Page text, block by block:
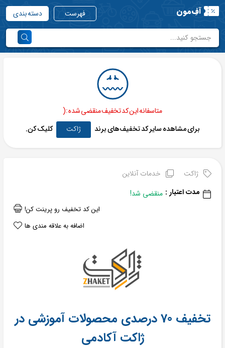
آفِ‌مون فهرست دسته بندی
متاسفانه این کد تخفیف منقضی شده :(
برای مشاهده سایر کد تخفیف‌های برند
ژاکت کلیک کن.
ژاکت
خدمات آنلاین
مدت اعتبار : منقضی شد!
این کد تخفیف رو پرینت کن!
اضافه به علاقه مندی ها
تخفیف 70 درصدی محصولات آموزشی در
ژاکت آکادمی